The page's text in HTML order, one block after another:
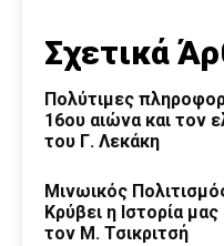
Σχετικά
Πολύτιμες
16ου αιώνα και τον
του Γ. Λεκάκη
Μινωικός
Κρύβει η Ιστορία
τον Μ. Τσικριτσή